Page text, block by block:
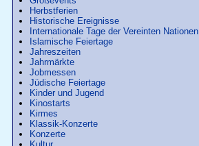
Herbstferien
Historische Ereignisse
Internationale Tage der Vereinten Nationen
Islamische Feiertage
Jahreszeiten
Jahrmärkte
Jobmessen
Jüdische Feiertage
Kinder und Jugend
Kinostarts
Kirmes
Klassik-Konzerte
Konzerte